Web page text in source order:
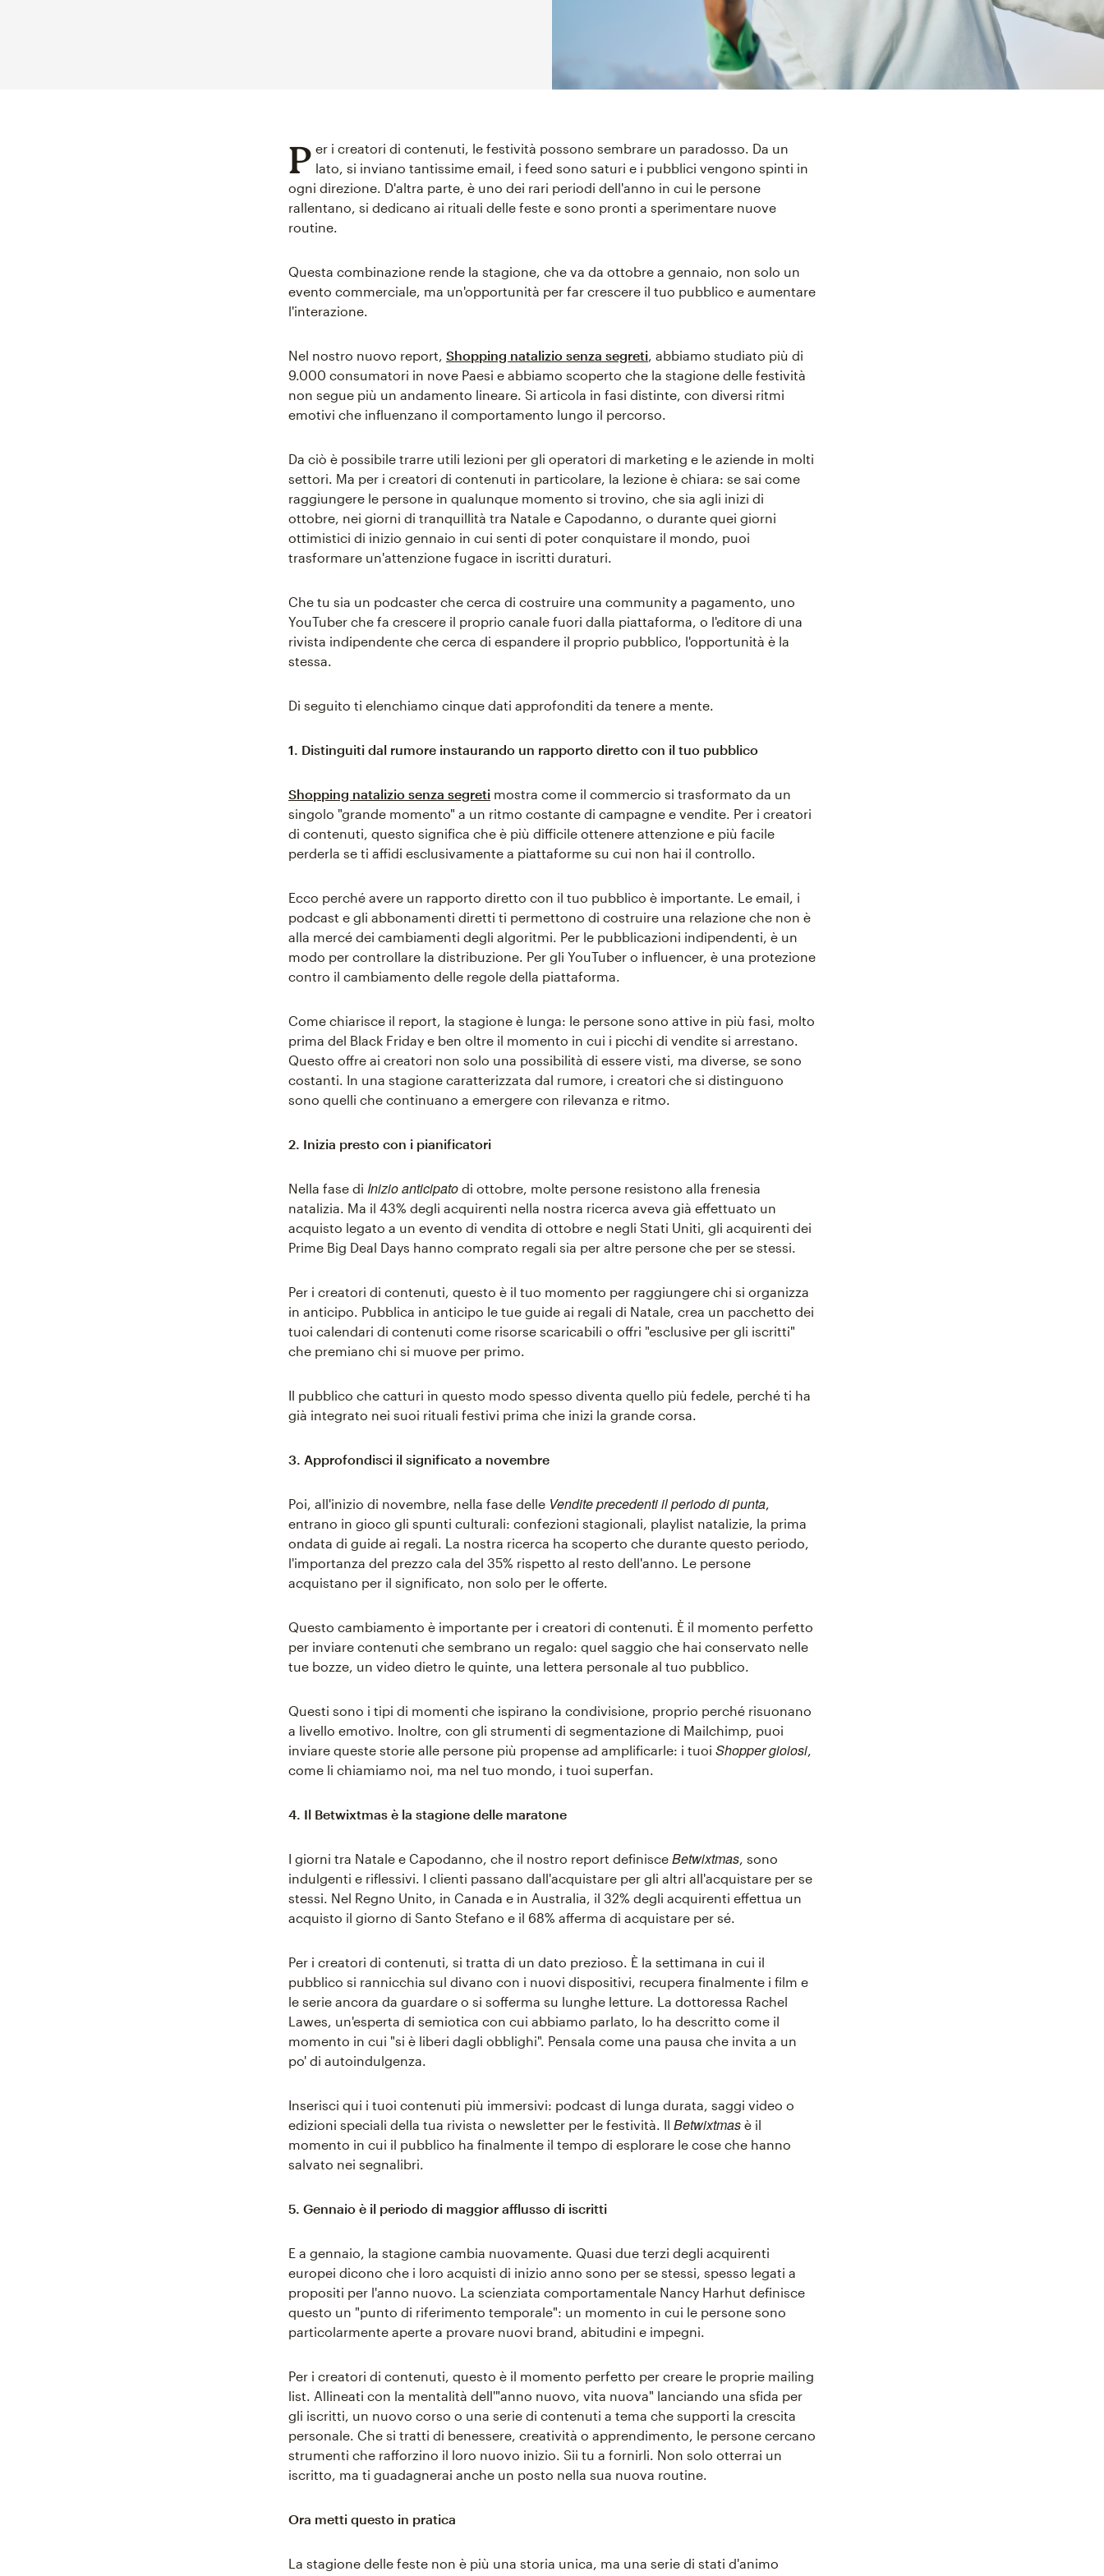
P er i creatori di contenuti, le festività possono sembrare un paradosso. Da un
lato, si inviano tantissime email, i feed sono saturi e i pubblici vengono spinti in
ogni direzione. D'altra parte, è uno dei rari periodi dell'anno in cui le persone
rallentano, si dedicano ai rituali delle feste e sono pronti a sperimentare nuove
routine.
Questa combinazione rende la stagione, che va da ottobre a gennaio, non solo un
evento commerciale, ma un'opportunità per far crescere il tuo pubblico e aumentare
l'interazione.
Nel nostro nuovo report, Shopping natalizio senza segreti, abbiamo studiato più di
9.000 consumatori in nove Paesi e abbiamo scoperto che la stagione delle festività
non segue più un andamento lineare. Si articola in fasi distinte, con diversi ritmi
emotivi che influenzano il comportamento lungo il percorso.
Da ciò è possibile trarre utili lezioni per gli operatori di marketing e le aziende in molti
settori. Ma per i creatori di contenuti in particolare, la lezione è chiara: se sai come
raggiungere le persone in qualunque momento si trovino, che sia agli inizi di
ottobre, nei giorni di tranquillità tra Natale e Capodanno, o durante quei giorni
ottimistici di inizio gennaio in cui senti di poter conquistare il mondo, puoi
trasformare un'attenzione fugace in iscritti duraturi.
Che tu sia un podcaster che cerca di costruire una community a pagamento, uno
YouTuber che fa crescere il proprio canale fuori dalla piattaforma, o l'editore di una
rivista indipendente che cerca di espandere il proprio pubblico, l'opportunità è la
stessa.
Di seguito ti elenchiamo cinque dati approfonditi da tenere a mente.
1. Distinguiti dal rumore instaurando un rapporto diretto con il tuo pubblico
Shopping natalizio senza segreti mostra come il commercio si trasformato da un
singolo "grande momento" a un ritmo costante di campagne e vendite. Per i creatori
di contenuti, questo significa che è più difficile ottenere attenzione e più facile
perderla se ti affidi esclusivamente a piattaforme su cui non hai il controllo.
Ecco perché avere un rapporto diretto con il tuo pubblico è importante. Le email, i
podcast e gli abbonamenti diretti ti permettono di costruire una relazione che non è
alla mercé dei cambiamenti degli algoritmi. Per le pubblicazioni indipendenti, è un
modo per controllare la distribuzione. Per gli YouTuber o influencer, è una protezione
contro il cambiamento delle regole della piattaforma.
Come chiarisce il report, la stagione è lunga: le persone sono attive in più fasi, molto
prima del Black Friday e ben oltre il momento in cui i picchi di vendite si arrestano.
Questo offre ai creatori non solo una possibilità di essere visti, ma diverse, se sono
costanti. In una stagione caratterizzata dal rumore, i creatori che si distinguono
sono quelli che continuano a emergere con rilevanza e ritmo.
2. Inizia presto con i pianificatori
Nella fase di Inizio anticipato di ottobre, molte persone resistono alla frenesia
natalizia. Ma il 43% degli acquirenti nella nostra ricerca aveva già effettuato un
acquisto legato a un evento di vendita di ottobre e negli Stati Uniti, gli acquirenti dei
Prime Big Deal Days hanno comprato regali sia per altre persone che per se stessi.
Per i creatori di contenuti, questo è il tuo momento per raggiungere chi si organizza
in anticipo. Pubblica in anticipo le tue guide ai regali di Natale, crea un pacchetto dei
tuoi calendari di contenuti come risorse scaricabili o offri "esclusive per gli iscritti"
che premiano chi si muove per primo.
Il pubblico che catturi in questo modo spesso diventa quello più fedele, perché ti ha
già integrato nei suoi rituali festivi prima che inizi la grande corsa.
3. Approfondisci il significato a novembre
Poi, all'inizio di novembre, nella fase delle Vendite precedenti il periodo di punta,
entrano in gioco gli spunti culturali: confezioni stagionali, playlist natalizie, la prima
ondata di guide ai regali. La nostra ricerca ha scoperto che durante questo periodo,
l'importanza del prezzo cala del 35% rispetto al resto dell'anno. Le persone
acquistano per il significato, non solo per le offerte.
Questo cambiamento è importante per i creatori di contenuti. È il momento perfetto
per inviare contenuti che sembrano un regalo: quel saggio che hai conservato nelle
tue bozze, un video dietro le quinte, una lettera personale al tuo pubblico.
Questi sono i tipi di momenti che ispirano la condivisione, proprio perché risuonano
a livello emotivo. Inoltre, con gli strumenti di segmentazione di Mailchimp, puoi
inviare queste storie alle persone più propense ad amplificarle: i tuoi Shopper gioiosi,
come li chiamiamo noi, ma nel tuo mondo, i tuoi superfan.
4. Il Betwixtmas è la stagione delle maratone
I giorni tra Natale e Capodanno, che il nostro report definisce Betwixtmas, sono
indulgenti e riflessivi. I clienti passano dall'acquistare per gli altri all'acquistare per se
stessi. Nel Regno Unito, in Canada e in Australia, il 32% degli acquirenti effettua un
acquisto il giorno di Santo Stefano e il 68% afferma di acquistare per sé.
Per i creatori di contenuti, si tratta di un dato prezioso. È la settimana in cui il
pubblico si rannicchia sul divano con i nuovi dispositivi, recupera finalmente i film e
le serie ancora da guardare o si sofferma su lunghe letture. La dottoressa Rachel
Lawes, un'esperta di semiotica con cui abbiamo parlato, lo ha descritto come il
momento in cui "si è liberi dagli obblighi". Pensala come una pausa che invita a un
po' di autoindulgenza.
Inserisci qui i tuoi contenuti più immersivi: podcast di lunga durata, saggi video o
edizioni speciali della tua rivista o newsletter per le festività. Il Betwixtmas è il
momento in cui il pubblico ha finalmente il tempo di esplorare le cose che hanno
salvato nei segnalibri.
5. Gennaio è il periodo di maggior afflusso di iscritti
E a gennaio, la stagione cambia nuovamente. Quasi due terzi degli acquirenti
europei dicono che i loro acquisti di inizio anno sono per se stessi, spesso legati a
propositi per l'anno nuovo. La scienziata comportamentale Nancy Harhut definisce
questo un "punto di riferimento temporale": un momento in cui le persone sono
particolarmente aperte a provare nuovi brand, abitudini e impegni.
Per i creatori di contenuti, questo è il momento perfetto per creare le proprie mailing
list. Allineati con la mentalità dell'"anno nuovo, vita nuova" lanciando una sfida per
gli iscritti, un nuovo corso o una serie di contenuti a tema che supporti la crescita
personale. Che si tratti di benessere, creatività o apprendimento, le persone cercano
strumenti che rafforzino il loro nuovo inizio. Sii tu a fornirli. Non solo otterrai un
iscritto, ma ti guadagnerai anche un posto nella sua nuova routine.
Ora metti questo in pratica
La stagione delle feste non è più una storia unica, ma una serie di stati d'animo